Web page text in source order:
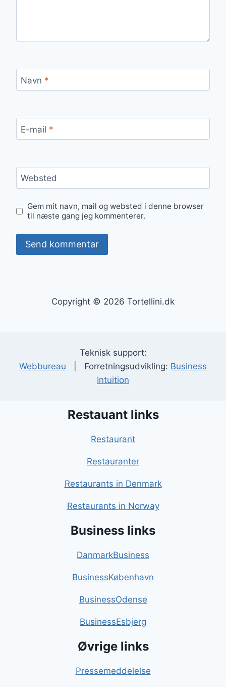
Navn *
E-mail *
Websted
Gem mit navn, mail og websted i denne browser
til næste gang jeg kommenterer.
Copyright © 2026 Tortellini.dk
Teknisk support:
Webbureau | Forretningsudvikling: Business
Intuition
Restauant links
Restaurant
Restauranter
Restaurants in Denmark
Restaurants in Norway
Business links
DanmarkBusiness
BusinessKøbenhavn
BusinessOdense
BusinessEsbjerg
Øvrige links
Pressemeddelelse